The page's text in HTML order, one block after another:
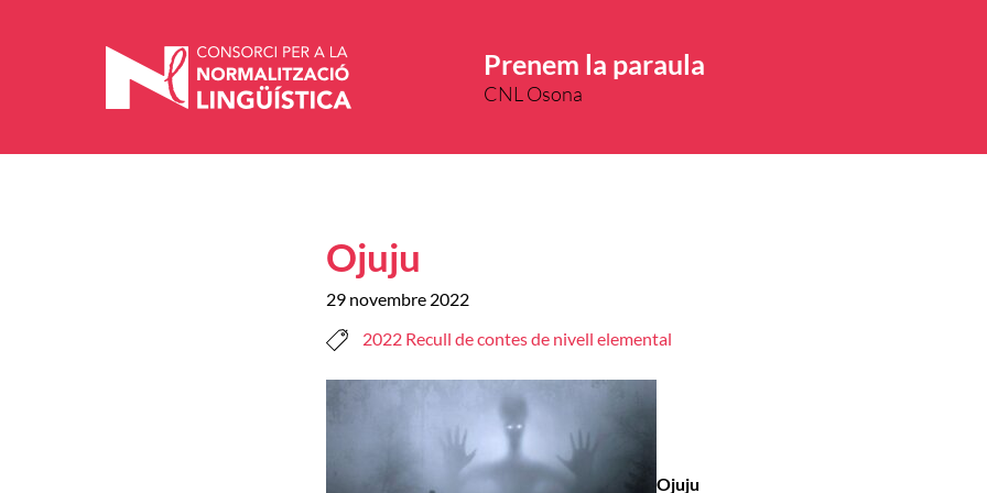
Prenem la paraula
CNL Osona
Ojuju
29 novembre 2022
2022 Recull de contes de nivell elemental
Ojuju